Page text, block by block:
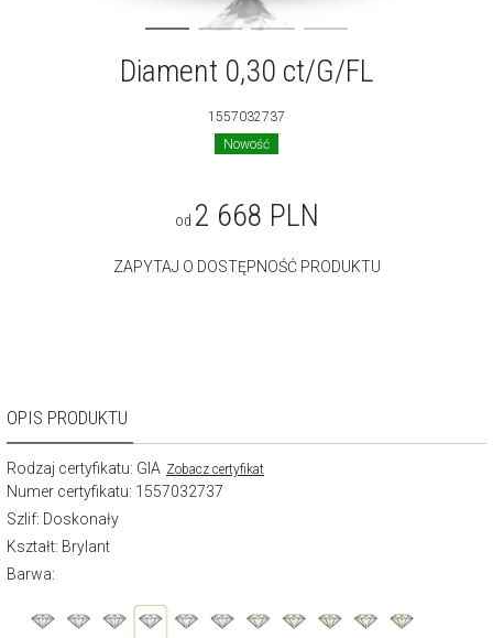
Diament 0,30 ct/G/FL
1557032737
Nowość
od 2 668 PLN
ZAPYTAJ O DOSTĘPNOŚĆ PRODUKTU
OPIS PRODUKTU
Rodzaj certyfikatu: GIA Zobacz certyfikat
Numer certyfikatu: 1557032737
Szlif: Doskonały
Kształt: Brylant
Barwa: